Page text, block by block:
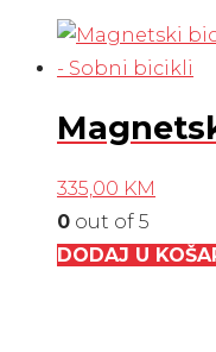
335,00 KM
0 out of 5
DODAJ U